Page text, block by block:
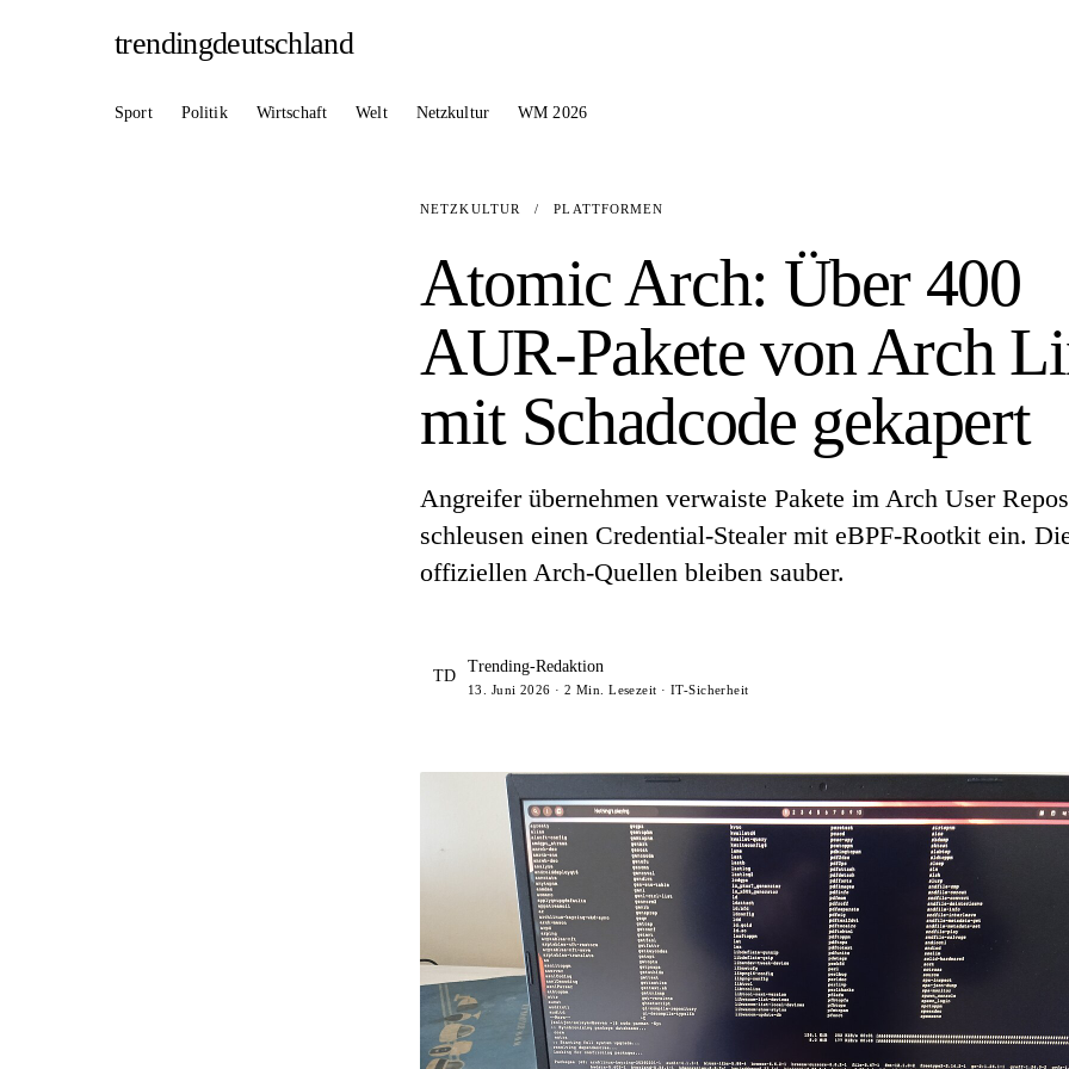
trendingdeutschland
Sport Politik Wirtschaft Welt Netzkultur WM 2026
NETZKULTUR / PLATTFORMEN
Atomic Arch: Über 400
AUR-Pakete von Arch
mit Schadcode gekapert
Angreifer übernehmen verwaiste Pakete im Arch User
schleusen einen Credential-Stealer mit eBPF-Rootkit ein.
offiziellen Arch-Quellen bleiben sauber.
TD
Trending-Redaktion
13. Juni 2026 · 2 Min. Lesezeit · IT-Sicherheit